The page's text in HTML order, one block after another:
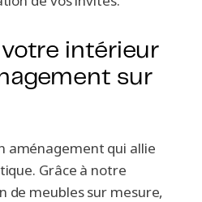
intérieur
sur
aménagement qui allie
Grâce à notre
de meubles sur mesure,